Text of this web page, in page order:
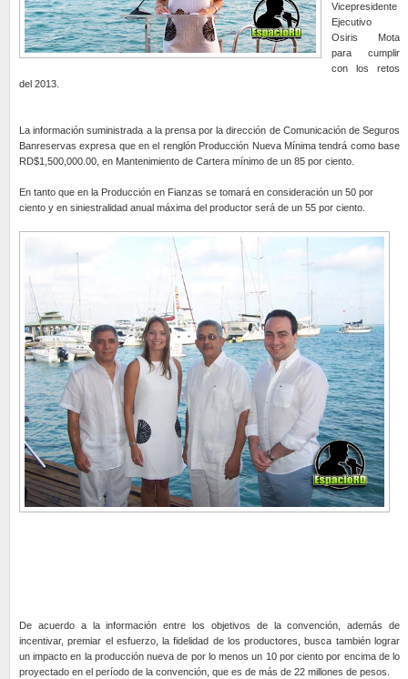
Vicepresidente
Ejecutivo
Osiris Mota
para cumplir
con los retos
del 2013.
La información suministrada a la prensa por la dirección de Comunicación de Seguros
Banreservas expresa que en el renglón Producción Nueva Mínima tendrá como base
RD$1,500,000.00, en Mantenimiento de Cartera mínimo de un 85 por ciento.
En tanto que en la Producción en Fianzas se tomará en consideración un 50 por
ciento y en siniestralidad anual máxima del productor será de un 55 por ciento.
De acuerdo a la información entre los objetivos de la convención, además de
incentivar, premiar el esfuerzo, la fidelidad de los productores, busca también lograr
un impacto en la producción nueva de por lo menos un 10 por ciento por encima de lo
proyectado en el período de la convención, que es de más de 22 millones de pesos.